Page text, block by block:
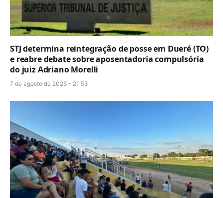
STJ determina reintegração de posse em Dueré (TO)
e reabre debate sobre aposentadoria compulsória
do juiz Adriano Morelli
7 de agosto de 2026 - 21:53